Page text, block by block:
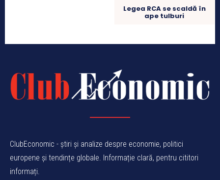
Legea RCA se scaldă în
ape tulburi
ClubEconomic - știri și analize despre economie, politici
europene și tendințe globale. Informație clară, pentru cititori
informați.